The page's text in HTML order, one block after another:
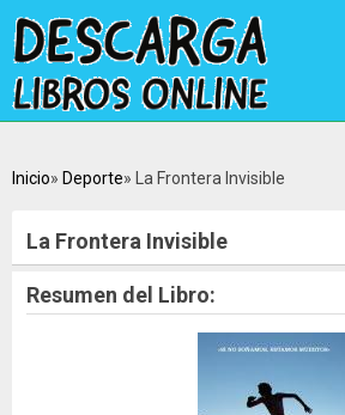
Inicio Deporte La Frontera Invisible
La Frontera Invisible
Resumen del Libro: